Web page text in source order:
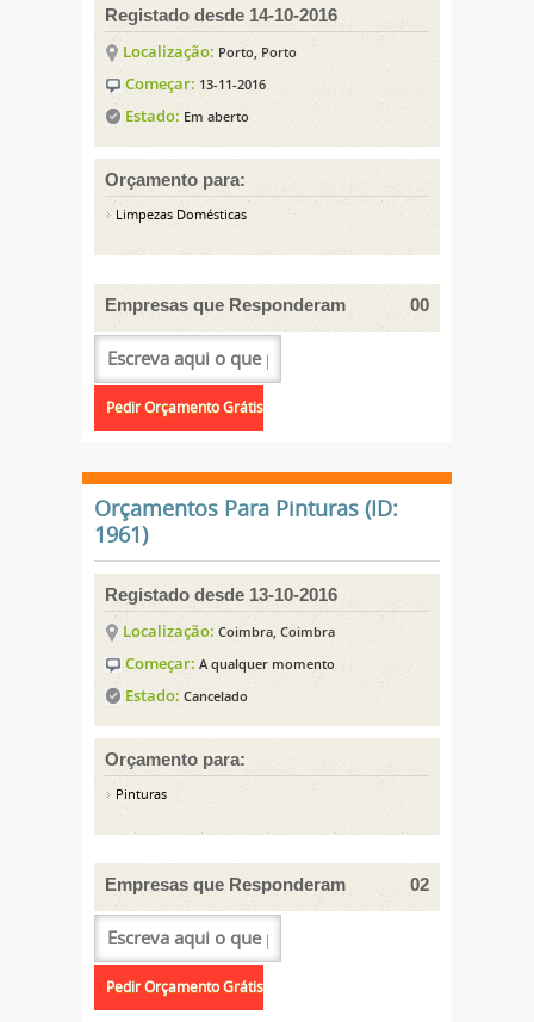
Registado desde 14-10-2016
Localização: Porto, Porto
Começar: 13-11-2016
Estado: Em aberto
Orçamento para:
Limpezas Domésticas
Empresas que Responderam 00
Orçamentos Para Pinturas (ID:
1961)
Registado desde 13-10-2016
Localização: Coimbra, Coimbra
Começar: A qualquer momento
Estado: Cancelado
Orçamento para:
Pinturas
Empresas que Responderam 02